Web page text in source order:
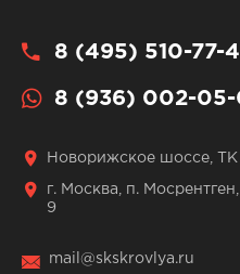
8 (495) 510-77-
8 (936) 002-05-
Новорижское шоссе, ТК
г. Москва, п.
9
mail@skskrovlya.ru